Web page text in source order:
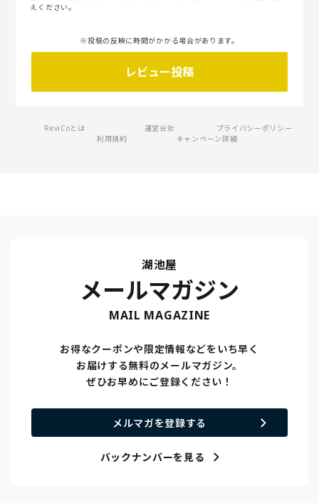
えください。
※投稿の反映に時間がかかる場合があります。
レビュー投稿
ReviCoとは 運営会社
プライバシーポリシー
利用規約
キャンペーン詳細
湖池屋
メールマガジン
MAIL MAGAZINE
お得なクーポンや限定情報などをいち早く
お届けする無料のメールマガジン。
ぜひお早めにご登録ください！
メルマガを登録する
バックナンバーを見る